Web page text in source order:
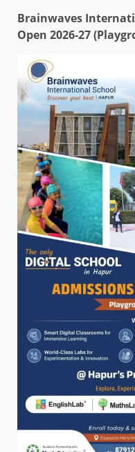
Brainwaves
Open 2026-27